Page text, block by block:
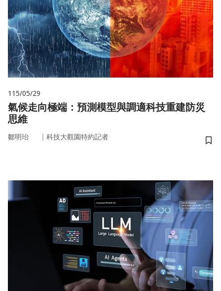
115/05/29
氣候走向極端：預測模型與調適科技重建防災
思維
鄒明珆 ｜ 科技大觀園特約記者
儲